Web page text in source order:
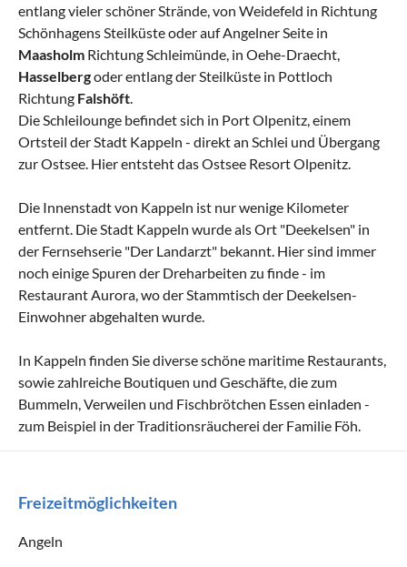
entlang vieler schöner Strände, von Weidefeld in Richtung
Schönhagens Steilküste oder auf Angelner Seite in
Maasholm Richtung Schleimünde, in Oehe-Draecht,
Hasselbergoder entlang der Steilküste in Pottloch
Richtung Falshöft
Die Schleilounge befindet sich in Port Olpenitz, einem
Ortsteil der Stadt Kappeln - direkt an Schlei und Übergang
zur Ostsee. Hier entsteht das Ostsee Resort Olpenitz.
Die Innenstadt von Kappeln ist nur wenige Kilometer
entfernt. Die Stadt Kappeln wurde als Ort "Deekelsen" in
der Fernsehserie "Der Landarzt" bekannt. Hier sind immer
noch einige Spuren der Dreharbeiten zu finde - im
Restaurant Aurora, wo der Stammtisch der Deekelsen-
Einwohner abgehalten wurde.
In Kappeln finden Sie diverse schöne maritime Restaurants,
sowie zahlreiche Boutiquen und Geschäfte, die zum
Bummeln, Verweilen und Fischbrötchen Essen einladen -
zum Beispiel in der Traditionsräucherei der Familie Föh.
Freizeitmöglichkeiten
Angeln